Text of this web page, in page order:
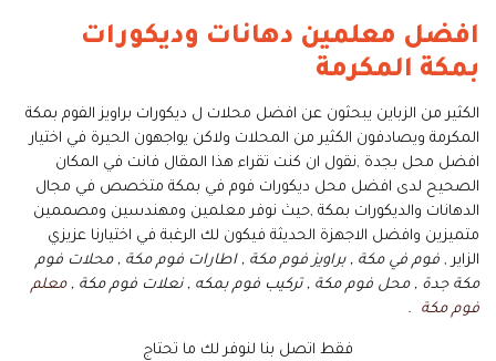
افضل معلمين دهانات وديكورات
بمكة المكرمة
الكثير من الزباين يبحثون عن افضل محلات ل ديكورات براويز الفوم بمكة
المكرمة ويصادفون الكثير من المحلات ولاكن يواجهون الحيرة في اختيار
افضل محل بجدة ,نقول ان كنت تقراء هذا المقال فانت في المكان
الصحيح لدى افضل محل ديكورات فوم في بمكة متخصص في مجال
الدهانات والديكورات بمكة ,حيث نوفر معلمين ومهندسين ومصممين
متميزين وافضل الاجهزة الحديثة فيكون لك الرغبة في اختيارنا عزيزي
الزاير , فوم في مكة , براويز فوم مكة , اطارات فوم مكة , محلات فوم
مكة جدة , محل فوم مكة , تركيب فوم بمكه , نعلات فوم مكة ,معلم
فوم مكة .
فقط اتصل بنا لنوفر لك ما تحتاج